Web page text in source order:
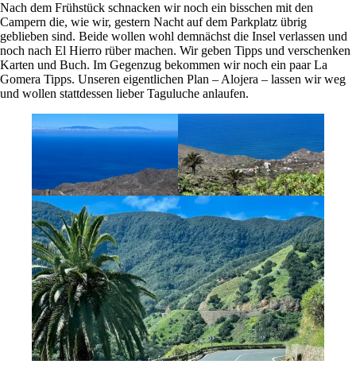
Nach dem Frühstück schnacken wir noch ein bisschen mit den
Campern die, wie wir, gestern Nacht auf dem Parkplatz übrig
geblieben sind. Beide wollen wohl demnächst die Insel verlassen und
noch nach El Hierro rüber machen. Wir geben Tipps und verschenken
Karten und Buch. Im Gegenzug bekommen wir noch ein paar La
Gomera Tipps. Unseren eigentlichen Plan – Alojera – lassen wir weg
und wollen stattdessen lieber Taguluche anlaufen.